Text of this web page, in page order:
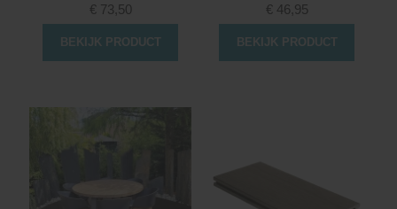
€ 73,50
BEKIJK PRODUCT
€ 46,95
BEKIJK PRODUCT